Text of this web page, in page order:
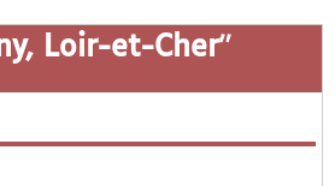
Loir-et-Cher"